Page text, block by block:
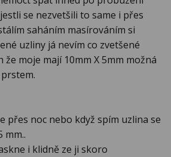
se nezvetšili to same i přes
saháním masírováním si
uzliny já nevím co zvetšené
že moje mají 10mm X 5mm možná
přes noc nebo když spím uzlina se
mm..
i klidně ze ji skoro